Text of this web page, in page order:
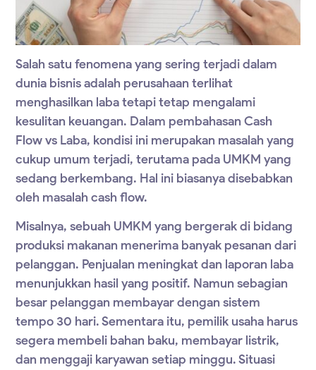
Salah satu fenomena yang sering terjadi dalam
dunia bisnis adalah perusahaan terlihat
menghasilkan laba tetapi tetap mengalami
kesulitan keuangan. Dalam pembahasan Cash
Flow vs Laba, kondisi ini merupakan masalah yang
cukup umum terjadi, terutama pada UMKM yang
sedang berkembang. Hal ini biasanya disebabkan
oleh masalah cash flow.
Misalnya, sebuah UMKM yang bergerak di bidang
produksi makanan menerima banyak pesanan dari
pelanggan. Penjualan meningkat dan laporan laba
menunjukkan hasil yang positif. Namun sebagian
besar pelanggan membayar dengan sistem
tempo 30 hari. Sementara itu, pemilik usaha harus
segera membeli bahan baku, membayar listrik,
dan menggaji karyawan setiap minggu. Situasi